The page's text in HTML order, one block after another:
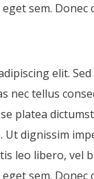
sem.
elit.
nec tellus
platea
dignissim
leo libero, vel
sem.